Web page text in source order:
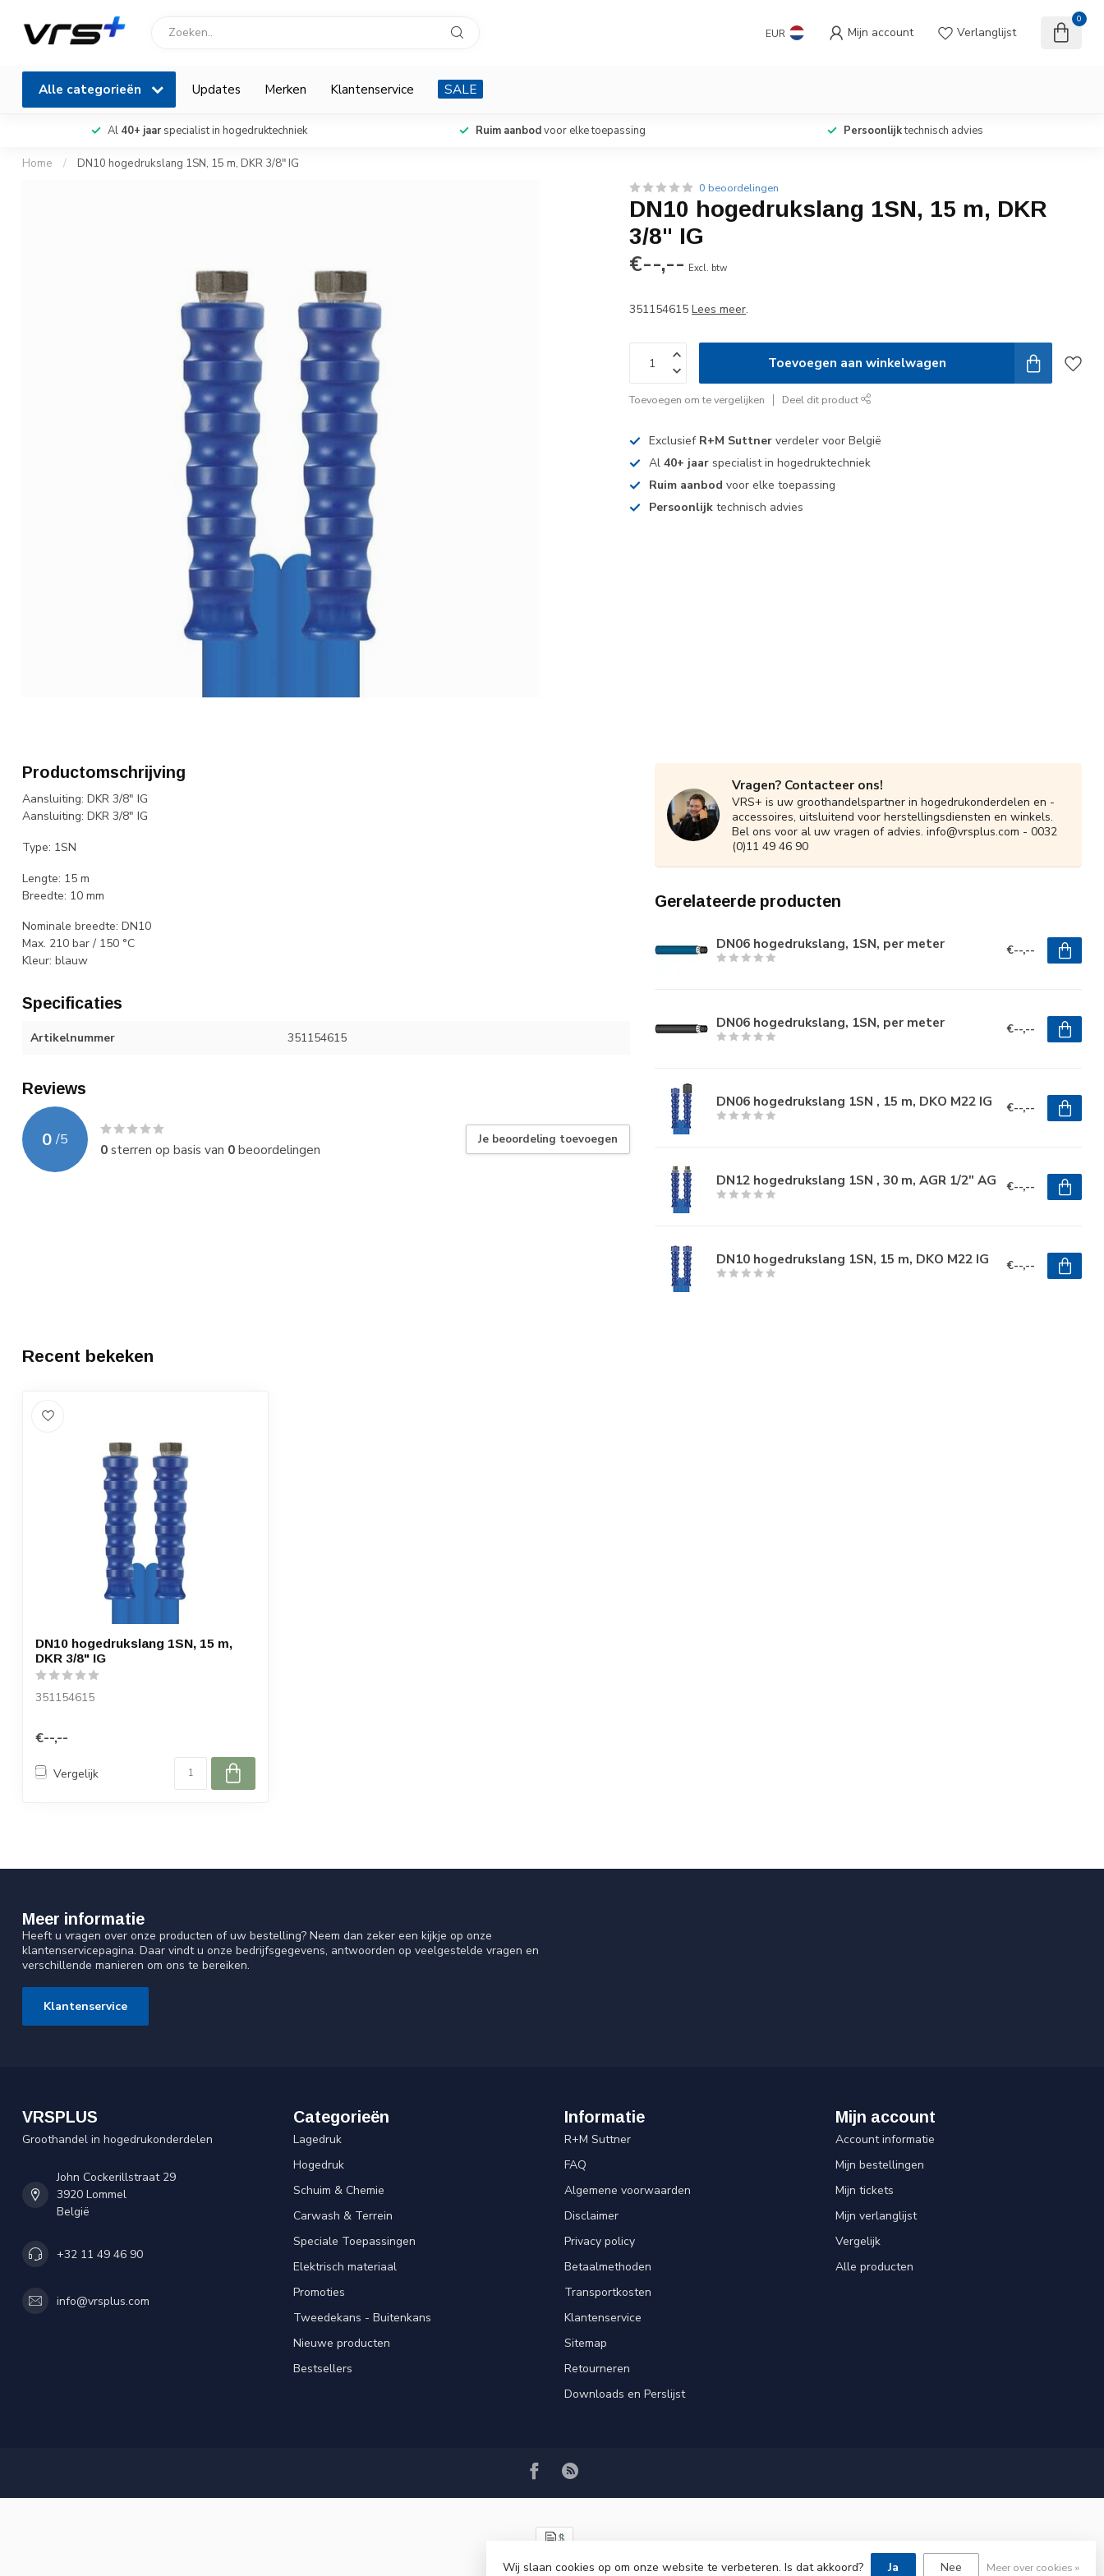
EUR Mijn account Verlanglijst
0
Alle categorieën Updates Merken Klantenservice SALE
Al 40+ jaarspecialist in hogedruktechniek Ruim aanbodvoor elke toepassing Persoonlijktechnisch advies
Home / DN10 hogedrukslang 1SN, 15 m, DKR 3/8" IG
0 beoordelingen
DN10 hogedrukslang 1SN, 15 m, DKR
3/8" IG
€--,-- Excl. btw
351154615Lees meer.
Toevoegen aan winkelwagen
Toevoegen om te vergelijken Deel dit product
Exclusief R+M Suttner verdeler voor België
Al40+ jaar specialist in hogedruktechniek
Ruim aanbod voor elke toepassing
Persoonlijk technisch advies
Productomschrijving
Aansluiting: DKR 3/8" IG
Aansluiting: DKR 3/8" IG
Type: 1SN
Lengte: 15 m
Breedte: 10 mm
Nominale breedte: DN10
Max. 210 bar / 150 °C
Kleur: blauw
Specificaties
Artikelnummer 351154615
Reviews
0 /5
0sterren op basis van 0beoordelingen
Je beoordeling toevoegen
Vragen? Contacteer ons!
VRS+ is uw groothandelspartner in hogedrukonderdelen en -
accessoires, uitsluitend voor herstellingsdiensten en winkels.
Bel ons voor al uw vragen of advies. info@vrsplus.com - 0032
(0)11 49 46 90
Gerelateerde producten
DN06 hogedrukslang, 1SN, per meter €--,--
DN06 hogedrukslang, 1SN, per meter €--,--
DN06 hogedrukslang 1SN , 15 m, DKO M22 IG €--,--
DN12 hogedrukslang 1SN , 30 m, AGR 1/2" AG €--,--
DN10 hogedrukslang 1SN, 15 m, DKO M22 IG €--,--
Recent bekeken
DN10 hogedrukslang 1SN, 15 m,
DKR 3/8" IG
351154615
€--,--
Vergelijk
Meer informatie
Heeft u vragen over onze producten of uw bestelling? Neem dan zeker een kijkje op onze
klantenservicepagina. Daar vindt u onze bedrijfsgegevens, antwoorden op veelgestelde vragen en
verschillende manieren om ons te bereiken.
Klantenservice
VRSPLUS
Groothandel in hogedrukonderdelen
John Cockerillstraat 29
3920 Lommel
België
+32 11 49 46 90
info@vrsplus.com
Categorieën
Lagedruk
Hogedruk
Schuim & Chemie
Carwash & Terrein
Speciale Toepassingen
Elektrisch materiaal
Promoties
Tweedekans - Buitenkans
Nieuwe producten
Bestsellers
Informatie
R+M Suttner
FAQ
Algemene voorwaarden
Disclaimer
Privacy policy
Betaalmethoden
Transportkosten
Klantenservice
Sitemap
Retourneren
Downloads en Perslijst
Mijn account
Account informatie
Mijn bestellingen
Mijn tickets
Mijn verlanglijst
Vergelijk
Alle producten
© Copyright 2026 VRSPLUS
Wij slaan cookies op om onze website te verbeteren. Is dat akkoord? Ja Nee Meer over cookies »